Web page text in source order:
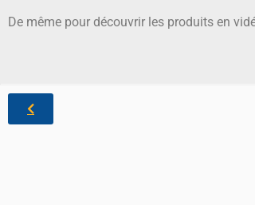
De même pour découvrir les produits en